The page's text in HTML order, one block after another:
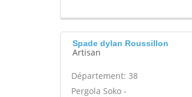
Spade dylan Roussillon
Artisan
Département: 38
Pergola Soko -